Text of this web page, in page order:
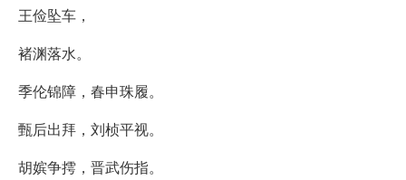
王俭坠车，
褚渊落水。
季伦锦障，春申珠履。
甄后出拜，刘桢平视。
胡嫔争摴，晋武伤指。